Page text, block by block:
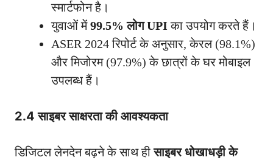
स्मार्टफोन है।
युवाओं में99.5% लोग UPI का उपयोग करते हैं।
ASER 2024 रिपोर्ट के अनुसार, केरल (98.1%)
और मिजोरम (97.9%) के छात्रों के घर मोबाइल
उपलब्ध हैं।
2.4 साइबर साक्षरता की आवश्यकता
डिजिटल लेनदेन बढ़ने के साथ हीसाइबर धोखाधड़ी के